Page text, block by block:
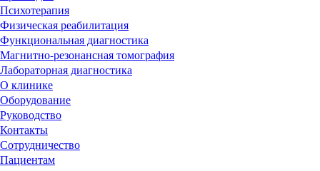
Психотерапия
Физическая реабилитация
Функциональная диагностика
Магнитно-резонансная томография
Лабораторная диагностика
О клинике
Оборудование
Руководство
Контакты
Сотрудничество
Пациентам